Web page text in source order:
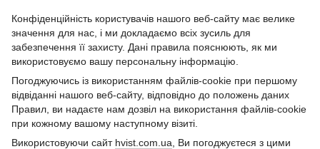
Конфіденційність користувачів нашого веб-сайту має велике
значення для нас, і ми докладаємо всіх зусиль для
забезпечення її захисту. Дані правила пояснюють, як ми
використовуємо вашу персональну інформацію.
Погоджуючись із використанням файлів-cookie при першому
відвіданні нашого веб-сайту, відповідно до положень даних
Правил, ви надаєте нам дозвіл на використання файлів-cookie
при кожному вашому наступному візиті.​
Використовуючи сайт hvist.com.ua , Ви погоджуєтеся з цими